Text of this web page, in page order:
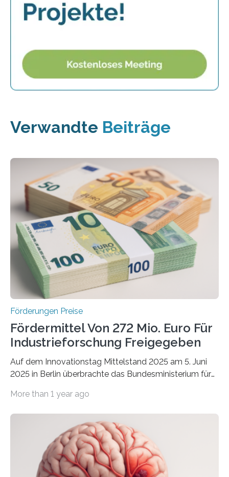
Verwandte Beiträge
Förderungen Preise
Fördermittel Von 272 Mio. Euro Für
Industrieforschung Freigegeben
Auf dem Innovationstag Mittelstand 2025 am 5. Juni
2025 in Berlin überbrachte das Bundesministerium für
Überplanmäßige Verpflichtungsermächtigungen in
Woche vom Haushaltsausschuss freigegeben – unter
anderem zur Unterstützung der
Industrieforschungsprogramme Industrielle
Gemeinschaftsforschung (IGF), Zentrales
Innovationsprogramm Mittelstand (ZIM) und
More than 1 year ago